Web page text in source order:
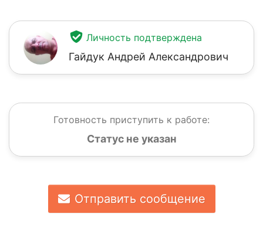
Личность подтверждена
Гайдук Андрей Александрович
Готовность приступить к работе:
Статус не указан
Отправить сообщение